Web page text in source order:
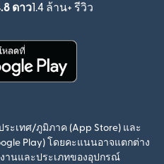
ดาว1.4 ล้าน+ รีวิว
(เปิดในหน้าต่
ะเทศ/ภูมิภาค (App Store) และ
Play) โดยคะแนนอาจแตกต่าง
านและประเภทของอุปกรณ์